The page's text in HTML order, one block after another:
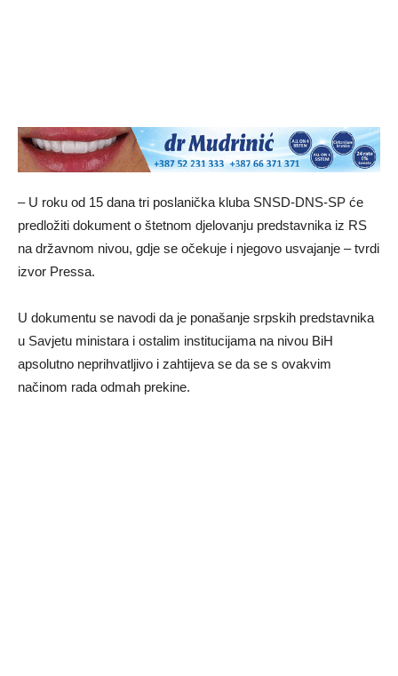
– U roku od 15 dana tri poslanička kluba SNSD-DNS-SP će
predložiti dokument o štetnom djelovanju predstavnika iz RS
na državnom nivou, gdje se očekuje i njegovo usvajanje – tvrdi
izvor Pressa.
U dokumentu se navodi da je ponašanje srpskih predstavnika
u Savjetu ministara i ostalim institucijama na nivou BiH
apsolutno neprihvatljivo i zahtijeva se da se s ovakvim
načinom rada odmah prekine.